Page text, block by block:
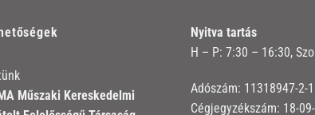
Műszaki Kereskedelmi
Nyitva tartás
H – P: 7:30 – 16:30,
Adószám: 11318947-2-
Cégjegyzékszám: 18-